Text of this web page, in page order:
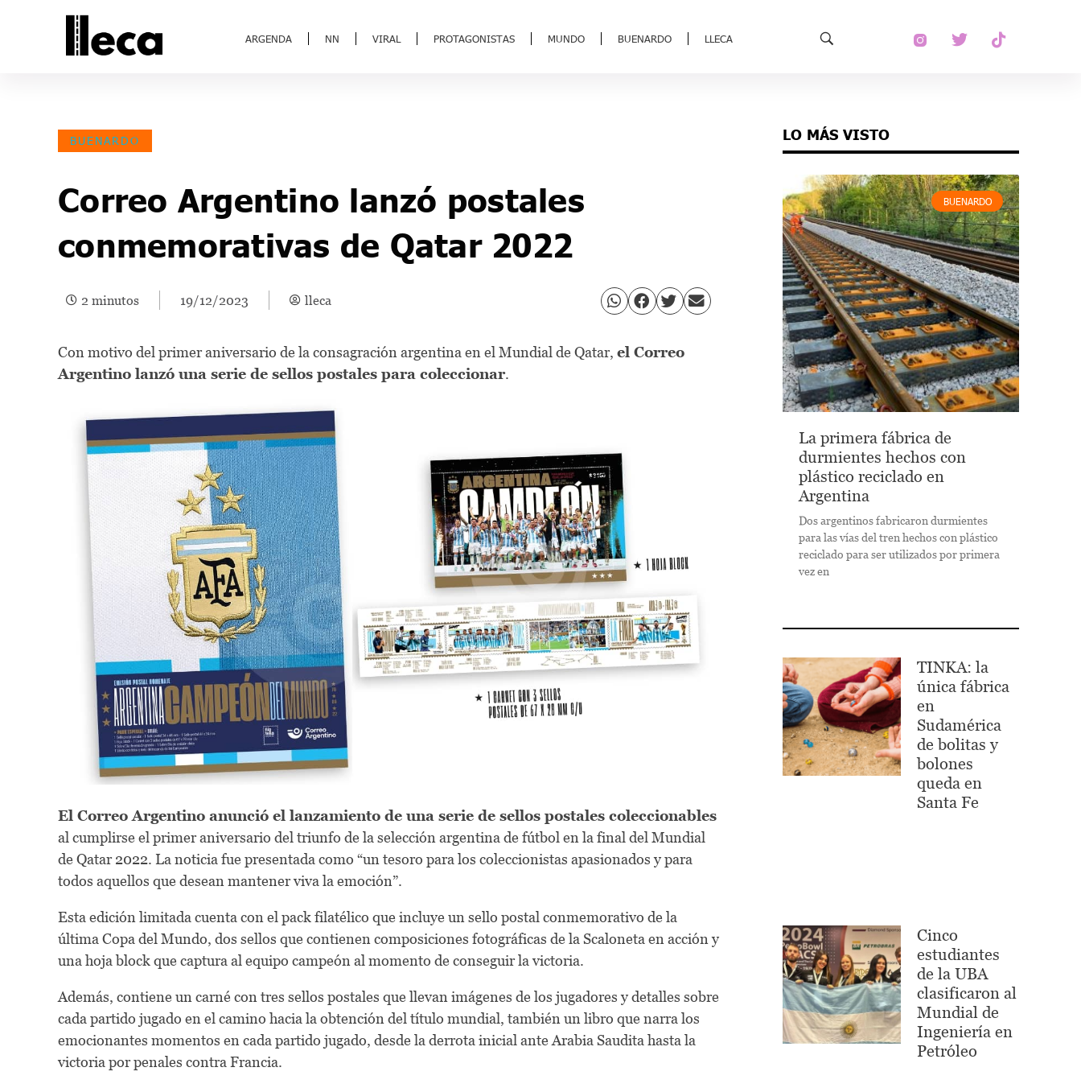
ARGENDA NN VIRAL PROTAGONISTAS MUNDO BUENARDO LLECA
BUENARDO
Correo Argentino lanzó postales
conmemorativas de Qatar 2022
2 minutos 19/12/2023 lleca
Con motivo del primer aniversario de la consagración argentina en el Mundial de Qatar, el Correo
Argentino lanzó una serie de sellos postales para coleccionar.
El Correo Argentino anunció el lanzamiento de una serie de sellos postales coleccionables
al cumplirse el primer aniversario del triunfo de la selección argentina de fútbol en la final del Mundial
de Qatar 2022. La noticia fue presentada como “un tesoro para los coleccionistas apasionados y para
todos aquellos que desean mantener viva la emoción”.
Esta edición limitada cuenta con el pack filatélico que incluye un sello postal conmemorativo de la
última Copa del Mundo, dos sellos que contienen composiciones fotográficas de la Scaloneta en acción y
una hoja block que captura al equipo campeón al momento de conseguir la victoria.
Además, contiene un carné con tres sellos postales que llevan imágenes de los jugadores y detalles sobre
cada partido jugado en el camino hacia la obtención del título mundial, también un libro que narra los
emocionantes momentos en cada partido jugado, desde la derrota inicial ante Arabia Saudita hasta la
victoria por penales contra Francia.
LO MÁS VISTO
BUENARDO
La primera fábrica de
durmientes hechos con
plástico reciclado en
Argentina
Dos argentinos fabricaron durmientes
para las vías del tren hechos con plástico
reciclado para ser utilizados por primera
vez en
TINKA: la
única fábrica
en
Sudamérica
de bolitas y
bolones
queda en
Santa Fe
Cinco
estudiantes
de la UBA
clasificaron al
Mundial de
Ingeniería en
Petróleo